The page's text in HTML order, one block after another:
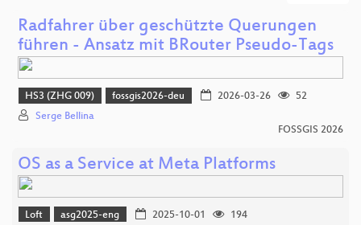
Radfahrer über geschützte Querungen
führen - Ansatz mit BRouter Pseudo-Tags
HS3 (ZHG 009) fossgis2026-deu 2026-03-26
52
Serge Bellina
FOSSGIS 2026
OS as a Service at Meta Platforms
Loft asg2025-eng 2025-10-01
194